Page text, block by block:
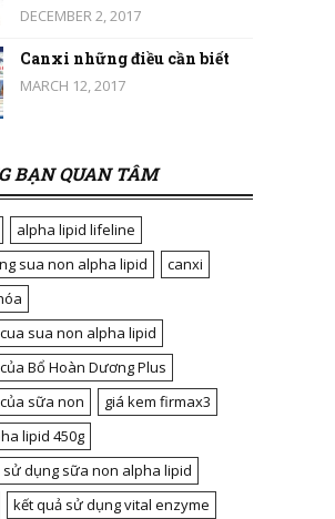
DECEMBER 2, 2017
Canxi những điều cần biết
MARCH 12, 2017
BẠN QUAN TÂM
alpha lipid lifeline
sua non alpha lipid
canxi
sua non alpha lipid
Bổ Hoàn Dương Plus
sữa non
giá kem firmax3
lipid 450g
dụng sữa non alpha lipid
kết quả sử dụng vital enzyme